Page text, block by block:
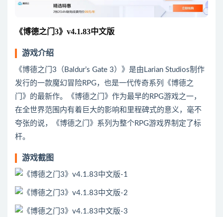
《博德之门3》v4.1.83中文版
游戏介绍
《博德之门3（Baldur’s Gate 3）》是由Larian Studios制作
发行的一款魔幻冒险RPG，也是一代传奇系列《博德之
门》的最新作。《博德之门》作为最早的RPG游戏之一，
在全世界范围内有着巨大的影响和里程碑式的意义，毫不
夸张的说，《博德之门》系列为整个RPG游戏界制定了标
杆。
游戏截图